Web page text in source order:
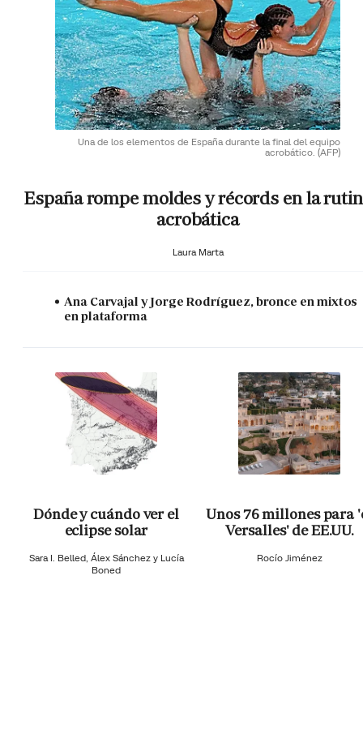
Una de los elementos de España durante la final del equipo
acrobático. (AFP)
España rompe moldes y récords en la
acrobática
Laura Marta
Ana Carvajal y Jorge Rodríguez, bronce en mixtos
en plataforma
Dónde y cuándo ver el
eclipse solar
Sara I. Belled, Álex Sánchez y Lucía
Boned
Unos 76 millones para
Versalles' de EE.UU.
Rocío Jiménez